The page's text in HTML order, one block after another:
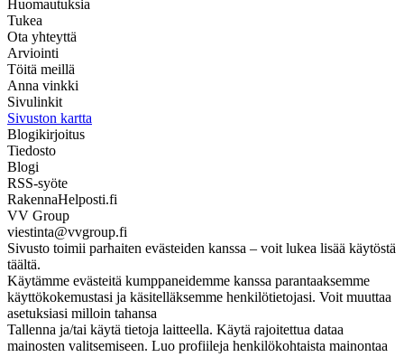
Huomautuksia
Tukea
Ota yhteyttä
Arviointi
Töitä meillä
Anna vinkki
Sivulinkit
Sivuston kartta
Blogikirjoitus
Tiedosto
Blogi
RSS-syöte
RakennaHelposti.fi
VV Group
viestinta@vvgroup.fi
Sivusto toimii parhaiten evästeiden kanssa – voit lukea lisää käytöstä
täältä.
Käytämme evästeitä kumppaneidemme kanssa parantaaksemme
käyttökokemustasi ja käsitelläksemme henkilötietojasi. Voit muuttaa
asetuksiasi milloin tahansa
Tallenna ja/tai käytä tietoja laitteella. Käytä rajoitettua dataa
mainosten valitsemiseen. Luo profiileja henkilökohtaista mainontaa